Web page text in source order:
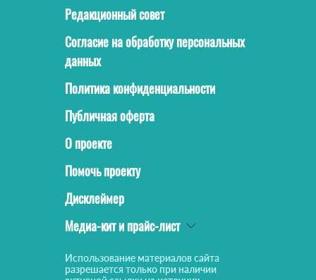
Редакционный совет
Согласие на обработку персональных
данных
Политика конфиденциальности
Публичная оферта
О проекте
Помочь проекту
Дисклеймер
Медиа-кит и прайс-лист
Использование материалов сайта
разрешается только при наличии